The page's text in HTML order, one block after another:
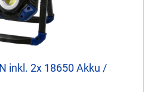
inkl. 2x 18650 Akku /